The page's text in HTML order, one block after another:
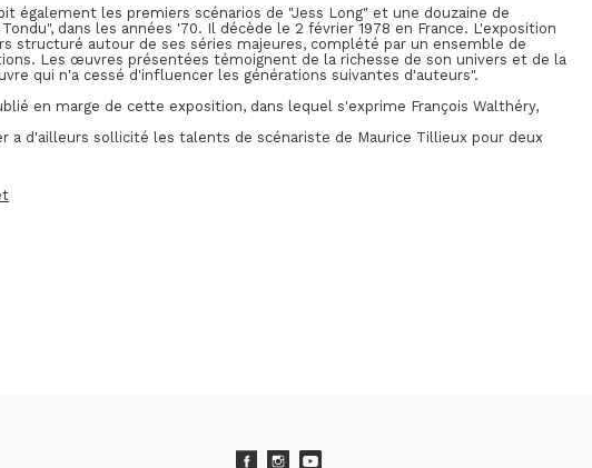
également les premiers scénarios de "Jess Long" et une douzaine de
dans les années '70. Il décède le 2 février 1978 en France. L'exposition
structuré autour de ses séries majeures, complété par un ensemble de
Les œuvres présentées témoignent de la richesse de son univers et de la
qui n'a cessé d'influencer les générations suivantes d'auteurs".
en marge de cette exposition, dans lequel s'exprime François Walthéry,
a d'ailleurs sollicité les talents de scénariste de Maurice Tillieux pour deux